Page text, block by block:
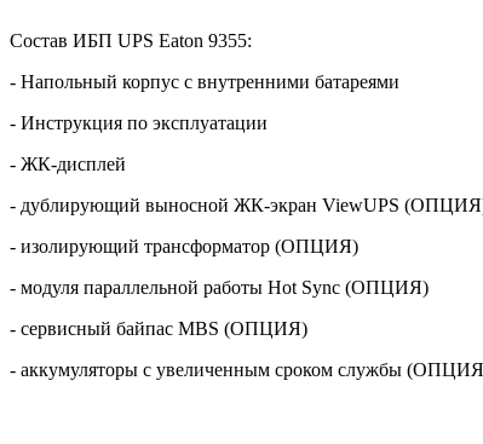
Состав ИБП UPS Eaton 9355:
- Напольный корпус с внутренними батареями
- Инструкция по эксплуатации
- ЖК-дисплей
- дублирующий выносной ЖК-экран ViewUPS
- изолирующий трансформатор (ОПЦИЯ)
- модуля параллельной работы Hot Sync (ОПЦИЯ)
- сервисный байпас MBS (ОПЦИЯ)
- аккумуляторы с увеличенным сроком службы